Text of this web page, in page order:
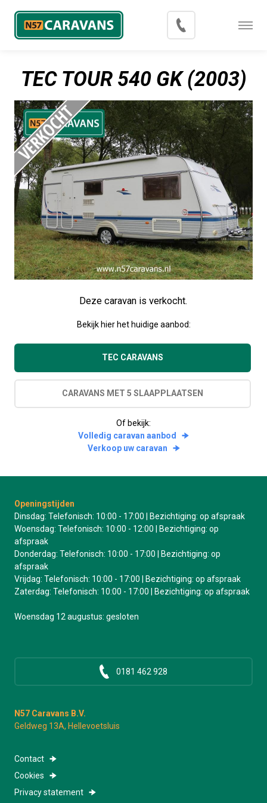
TEC TOUR 540 GK (2003)
Deze caravan is verkocht.
Bekijk hier het huidige aanbod:
TEC CARAVANS
CARAVANS MET 5 SLAAPPLAATSEN
Of bekijk:
Volledig caravan aanbod
Verkoop uw caravan
Openingstijden
Dinsdag: Telefonisch: 10:00 - 17:00 | Bezichtiging: op afspraak
Woensdag: Telefonisch: 10:00 - 12:00 | Bezichtiging: op
afspraak
Donderdag: Telefonisch: 10:00 - 17:00 | Bezichtiging: op
afspraak
Vrijdag: Telefonisch: 10:00 - 17:00 | Bezichtiging: op afspraak
Zaterdag: Telefonisch: 10:00 - 17:00 | Bezichtiging: op afspraak
Woensdag 12 augustus: gesloten
0181 462 928
N57 Caravans B.V.
Geldweg 13A, Hellevoetsluis
Contact
Cookies
Privacy statement
Menu
Inkoop
Blog
Export
Contact
Over N57 Caravans